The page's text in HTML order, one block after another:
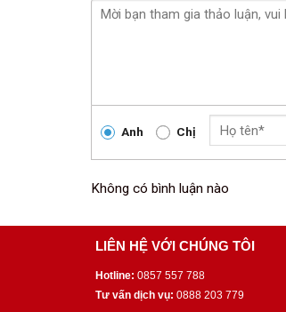
Anh Chị
Không có bình luận nào
LIÊN HỆ VỚI CHÚNG TÔI
Hotline: 0857 557 788
Tư vấn dịch vụ: 0888 203 779